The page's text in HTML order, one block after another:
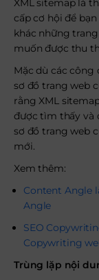
XML sitemap là
cấp cơ hội để
khác những
muốn được thu
Mặc dù các
sơ đồ trang web
rằng XML
được tìm thấy và
sơ đồ trang web
mới.
Xem thêm:
Content Angle
Angle
SEO
Copywriting
Trùng lặp nội